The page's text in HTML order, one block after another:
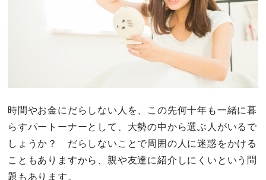
時間やお金にだらしない人を、この先何十年も一緒に暮
らすパートーナーとして、大勢の中から選ぶ人がいるで
しょうか？ だらしないことで周囲の人に迷惑をかける
こともありますから、親や友達に紹介しにくいという問
題もあります。